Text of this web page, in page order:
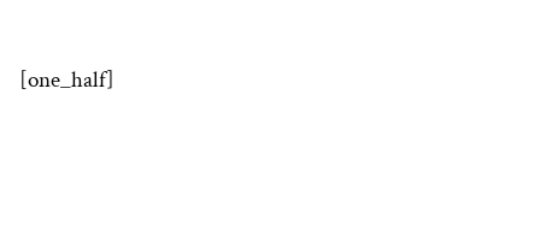
[one_half]